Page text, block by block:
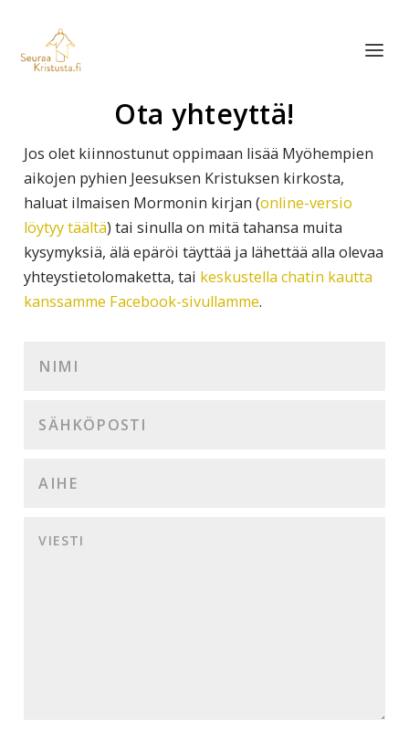
Ota yhteyttä!
Jos olet kiinnostunut oppimaan lisää Myöhempien
aikojen pyhien Jeesuksen Kristuksen kirkosta,
haluat ilmaisen Mormonin kirjan (online-versio
löytyy täältä) tai sinulla on mitä tahansa muita
kysymyksiä, älä epäröi täyttää ja lähettää alla olevaa
yhteystietolomaketta, tai keskustella chatin kautta
kanssamme Facebook-sivullamme.